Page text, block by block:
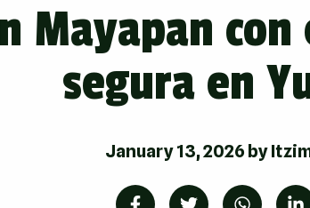
Mayapan
segura en
January 13, 2026 by